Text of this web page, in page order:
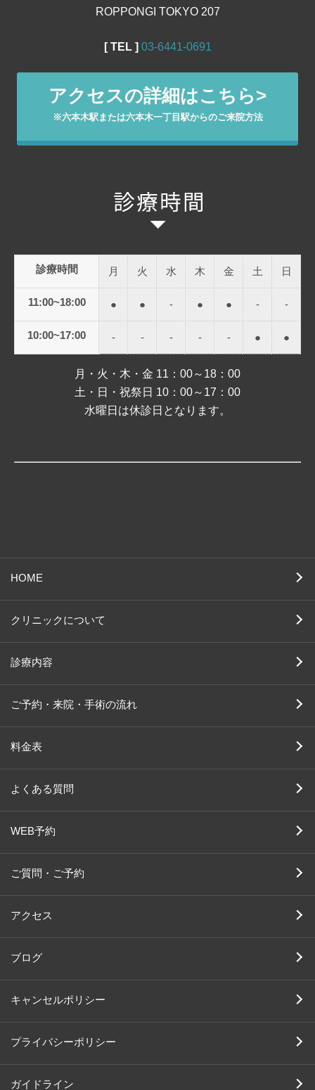
ROPPONGI TOKYO 207
[ TEL ] 03‐6441‐0691
アクセスの詳細はこちら>
※六本木駅または六本木一丁目駅からのご来院方法
診療時間 月 火 水 木 金 土 日
11:00~18:00 ● ● - ● ● - -
10:00~17:00 - - - - - ● ●
月・火・木・金 11：00～18：00
土・日・祝祭日 10：00～17：00
水曜日は休診日となります。
HOME
クリニックについて
診療内容
ご予約・来院・手術の流れ
料金表
よくある質問
WEB予約
ご質問・ご予約
アクセス
ブログ
キャンセルポリシー
プライバシーポリシー
ガイドライン